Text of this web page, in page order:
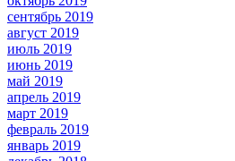
сентябрь 2019
август 2019
июль 2019
июнь 2019
май 2019
апрель 2019
март 2019
февраль 2019
январь 2019